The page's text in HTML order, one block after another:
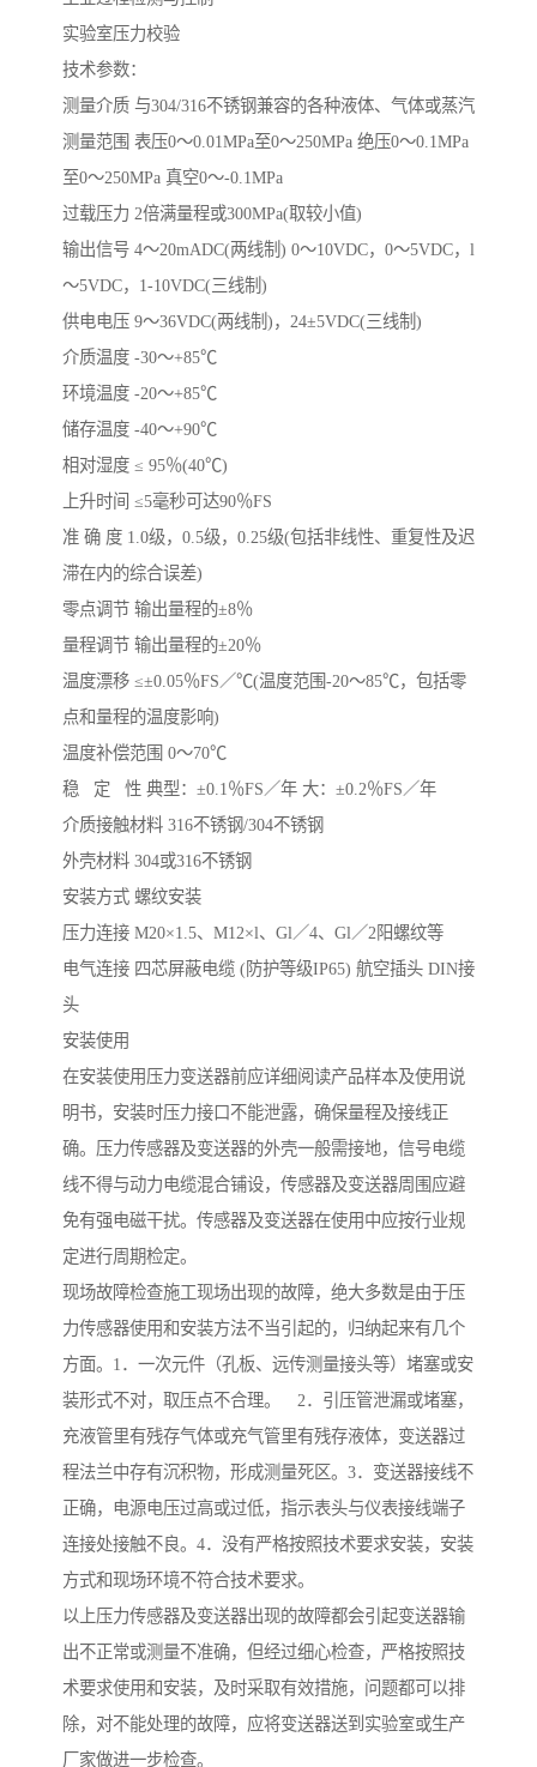
实验室压力校验
技术参数：
测量介质 与304/316不锈钢兼容的各种液体、气体或蒸汽
测量范围 表压0～0.01MPa至0～250MPa 绝压0～0.1MPa
至0～250MPa 真空0～-0.1MPa
过载压力 2倍满量程或300MPa(取较小值)
输出信号 4～20mADC(两线制) 0～10VDC，0～5VDC，l
～5VDC，1-10VDC(三线制)
供电电压 9～36VDC(两线制)，24±5VDC(三线制)
介质温度 -30～+85℃
环境温度 -20～+85℃
储存温度 -40～+90℃
相对湿度 ≤ 95％(40℃)
上升时间 ≤5毫秒可达90％FS
准 确 度 1.0级，0.5级，0.25级(包括非线性、重复性及迟
滞在内的综合误差)
零点调节 输出量程的±8％
量程调节 输出量程的±20％
温度漂移 ≤±0.05％FS／℃(温度范围-20～85℃，包括零
点和量程的温度影响)
温度补偿范围 0～70℃
稳 定 性 典型：±0.1％FS／年 大：±0.2％FS／年
介质接触材料 316不锈钢/304不锈钢
外壳材料 304或316不锈钢
安装方式 螺纹安装
压力连接 M20×1.5、M12×l、Gl／4、Gl／2阳螺纹等
电气连接 四芯屏蔽电缆 (防护等级IP65) 航空插头 DIN接
头
安装使用
在安装使用压力变送器前应详细阅读产品样本及使用说
明书，安装时压力接口不能泄露，确保量程及接线正
确。压力传感器及变送器的外壳一般需接地，信号电缆
线不得与动力电缆混合铺设，传感器及变送器周围应避
免有强电磁干扰。传感器及变送器在使用中应按行业规
定进行周期检定。
现场故障检查施工现场出现的故障，绝大多数是由于压
力传感器使用和安装方法不当引起的，归纳起来有几个
方面。1．一次元件（孔板、远传测量接头等）堵塞或安
装形式不对，取压点不合理。 2．引压管泄漏或堵塞，
充液管里有残存气体或充气管里有残存液体，变送器过
程法兰中存有沉积物，形成测量死区。3．变送器接线不
正确，电源电压过高或过低，指示表头与仪表接线端子
连接处接触不良。4．没有严格按照技术要求安装，安装
方式和现场环境不符合技术要求。
以上压力传感器及变送器出现的故障都会引起变送器输
出不正常或测量不准确，但经过细心检查，严格按照技
术要求使用和安装，及时采取有效措施，问题都可以排
除，对不能处理的故障，应将变送器送到实验室或生产
厂家做进一步检查。